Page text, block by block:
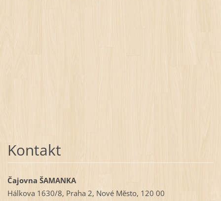
Kontakt
Čajovna ŠAMANKA
Hálkova 1630/8, Praha 2, Nové Město, 120 00